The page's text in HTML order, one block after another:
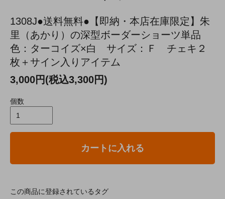
1308J●送料無料●【即納・本店在庫限定】朱
里（あかり）の深型ボーダーショーツ単品
色：ターコイズ×白 サイズ：Ｆ チェキ２
枚＋サイン入りアイテム
3,000円(税込3,300円)
個数
カートに入れる
この商品に登録されているタグ